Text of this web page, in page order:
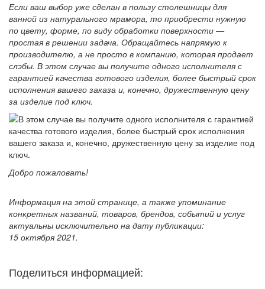
Если ваш выбор уже сделан в пользу столешницы для
ванной из натурального мрамора, то приобрести нужную
по цвету, форме, по виду обработки поверхности —
простая в решении задача. Обращайтесь напрямую к
производителю, а не просто в компанию, которая продает
слэбы. В этом случае вы получите одного исполнителя с
гарантией качества готового изделия, более быстрый срок
исполнения вашего заказа и, конечно, дружественную цену
за изделие под ключ.
Добро пожаловать!
Информация на этой странице, а также упоминание
конкретных названий, товаров, брендов, событий и услуг
актуальны исключительно на дату публикации:
15 октября 2021.
Поделиться информацией: